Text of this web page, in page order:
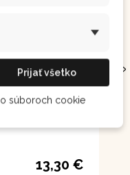
Chaga – extrakt 50 ml
13,30 €
Prijať všetko
súboroch cookie